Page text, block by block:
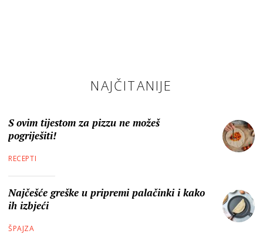
NAJČITANIJE
S ovim tijestom za pizzu ne možeš
pogriješiti!
RECEPTI
Najčešće greške u pripremi palačinki i kako
ih izbjeći
ŠPAJZA